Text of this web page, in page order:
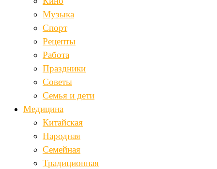
Музыка
Спорт
Рецепты
Работа
Праздники
Советы
Семья и дети
Медицина
Китайская
Народная
Семейная
Традиционная